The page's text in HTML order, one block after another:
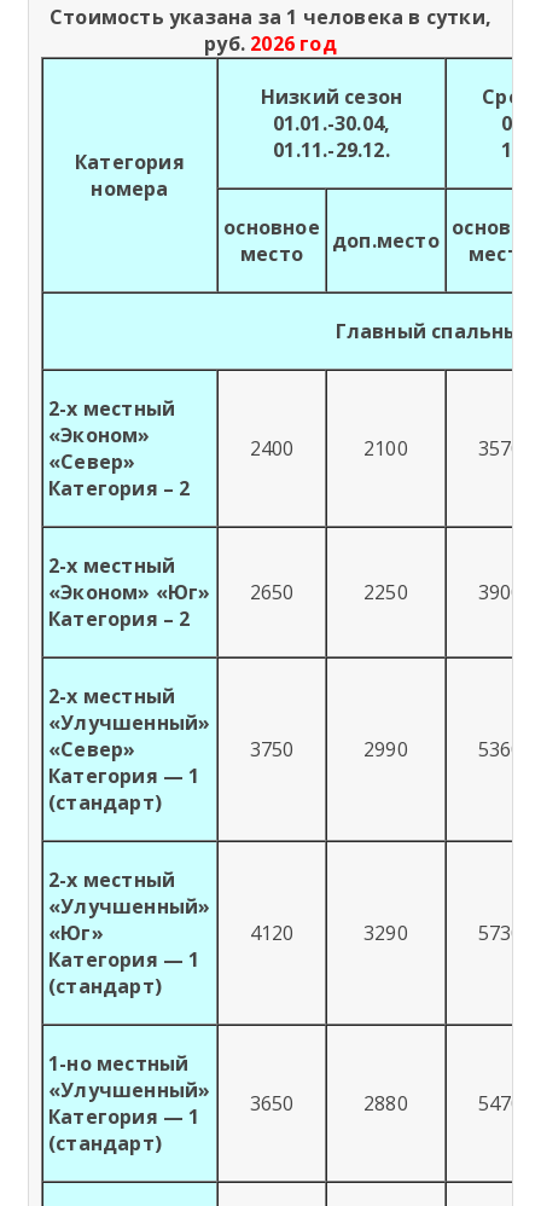
Стоимость указана за 1 человека в сутки,
руб. 2026 год
Категория
номера
Низкий сезон
01.01.-30.04,
01.11.-29.12.
основное
место
доп.место
место
Главный спальный
2-х местный
«Эконом»
«Север»
Категория – 2
2400 2100 3570
2-х местный
«Эконом» «Юг»
Категория – 2
2650 2250 3900
2-х местный
«Улучшенный»
«Север»
Категория — 1
(стандарт)
3750 2990 5360
2-х местный
«Улучшенный»
«Юг»
Категория — 1
(стандарт)
4120 3290 5730
1-но местный
«Улучшенный»
Категория — 1
(стандарт)
3650 2880 5470